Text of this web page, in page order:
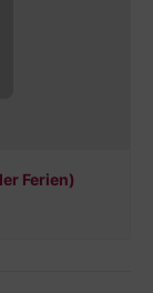
Ferien)